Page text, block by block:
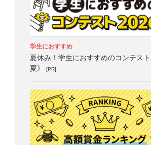
学生におすすめ
夏休み！学生におすすめのコンテス
夏》
[PR]